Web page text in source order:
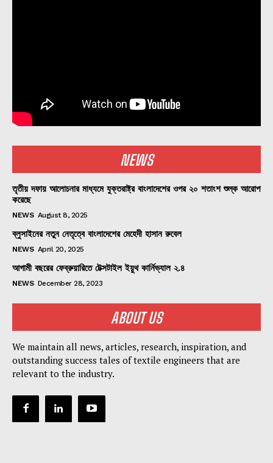
NEWS
তৃতীয় দফায় আলোচনার মাধ্যমে যুক্তরাষ্ট্র বাংলাদেশের ওপর ২০ শতাংশ শুল্ক আরোপ
করেছে
NEWS August 8, 2025
ব্লুসাইনের নতুন নেতৃত্বে বাংলাদেশের মেহেদী হাসান রুবেল
NEWS April 20, 2025
আগামী বছরের ফেব্রুয়ারিতে টেক্সটাইল ইয়ুথ কার্নিভ্যাল ২.৪
NEWS December 28, 2023
ABOUT US
We maintain all news, articles, research, inspiration, and
outstanding success tales of textile engineers that are
relevant to the industry.